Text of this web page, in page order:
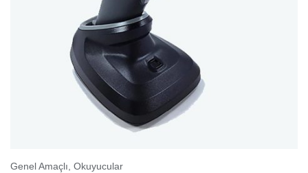
Genel Amaçlı, Okuyucular